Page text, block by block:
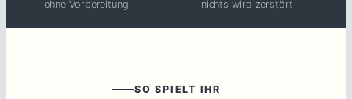
ohne Vorbereitung nichts wird zerstört
SO SPIELT IHR